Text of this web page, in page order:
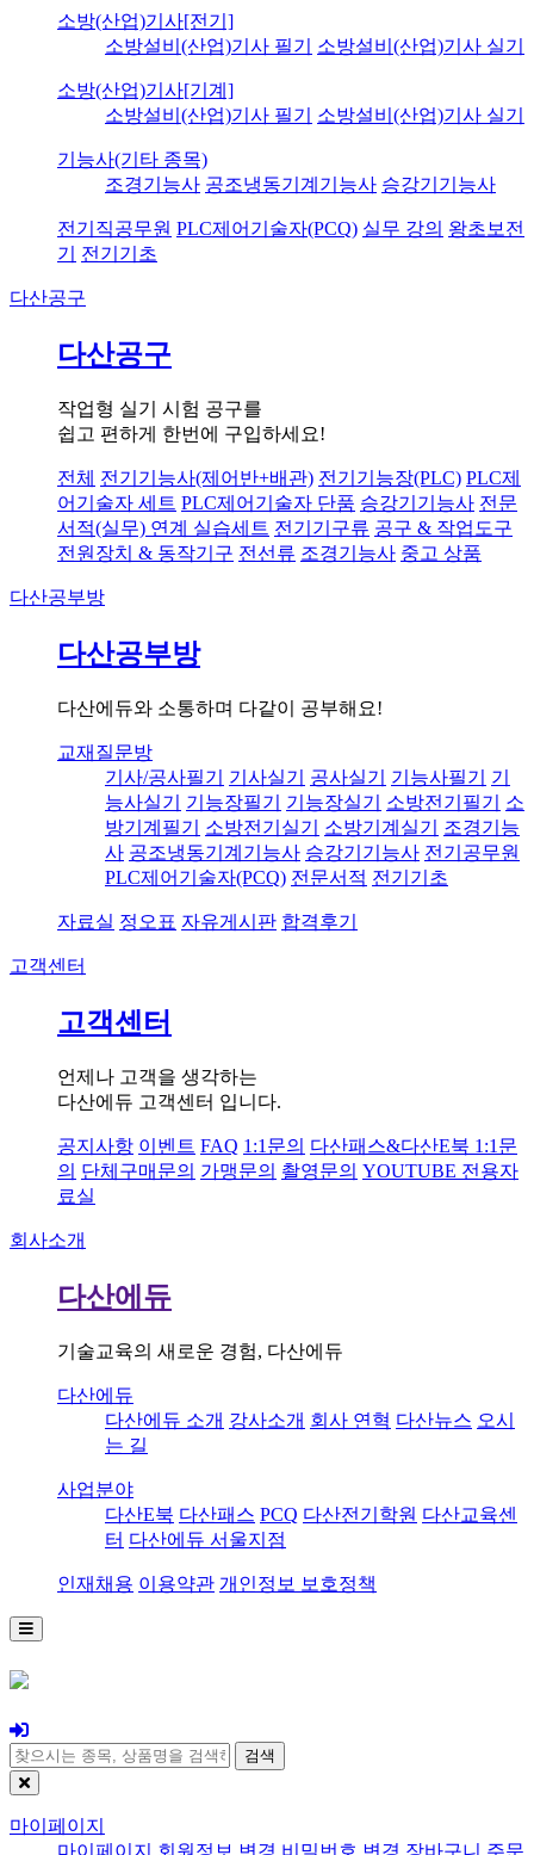
소방(산업)기사[전기]
소방설비(산업)기사 필기
소방설비(산업)기사 실기
소방(산업)기사[기계]
소방설비(산업)기사 필기
소방설비(산업)기사 실기
기능사(기타 종목)
조경기능사 공조냉동기계기능사 승강기기능사
전기직공무원 PLC제어기술자(PCQ) 실무 강의 왕초보전
기
전기기초
다산공구
다산공구
작업형 실기 시험 공구를
쉽고 편하게 한번에 구입하세요!
전체 전기기능사(제어반+배관) 전기기능장(PLC) PLC제
어기술자 세트 PLC제어기술자 단품 승강기기능사 전문
서적(실무) 연계 실습세트 전기기구류 공구 & 작업도구
전원장치 & 동작기구 전선류 조경기능사 중고 상품
다산공부방
다산공부방
다산에듀와 소통하며 다같이 공부해요!
교재질문방
기사/공사필기
기사실기 공사실기 기능사필기
기
능사실기
기능장필기 기능장실기 소방전기필기
소
방기계필기
소방전기실기 소방기계실기
조경기능
사 공조냉동기계기능사 승강기기능사 전기공무원
PLC제어기술자(PCQ) 전문서적 전기기초
자료실 정오표 자유게시판 합격후기
고객센터
고객센터
언제나 고객을 생각하는
다산에듀 고객센터 입니다.
공지사항 이벤트 FAQ 1:1문의 다산패스&다산E북 1:1문
의 단체구매문의 가맹문의 촬영문의 YOUTUBE 전용자
료실
회사소개
다산에듀
기술교육의 새로운 경험, 다산에듀
다산에듀
다산에듀 소개 강사소개 회사 연혁 다산뉴스 오시
는 길
사업분야
다산E북 다산패스 PCQ 다산전기학원 다산교육센
터 다산에듀 서울지점
인재채용 이용약관 개인정보 보호정책
검색
마이페이지